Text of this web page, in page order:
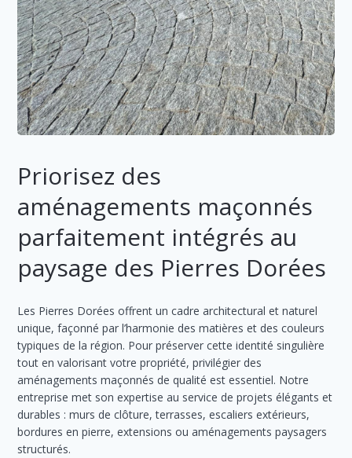
Priorisez des
aménagements maçonnés
parfaitement intégrés au
paysage des Pierres Dorées
Les Pierres Dorées offrent un cadre architectural et naturel
unique, façonné par l’harmonie des matières et des couleurs
typiques de la région. Pour préserver cette identité singulière
tout en valorisant votre propriété, privilégier des
aménagements maçonnés de qualité est essentiel. Notre
entreprise met son expertise au service de projets élégants et
durables : murs de clôture, terrasses, escaliers extérieurs,
bordures en pierre, extensions ou aménagements paysagers
structurés.